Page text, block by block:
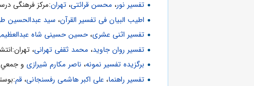
جلد 10 - صفحه 314
تفسیر نور، محسن قرائتی، تهران:مركز فرهنگى درسهايى از
اطیب البیان فی تفسیر القرآن‌، سید عبدالحسین
تفسیر اثنی عشری،حسین حسینی شاه
تفسیر روان جاوید، محمد ثقفی تهرانی، تهران:انتشارات
برگزیده تفسیر نمونه، ناصر مکارم شیرازی و جمعي
تفسیر راهنما، علی اکبر هاشمی رفسنجانی، قم